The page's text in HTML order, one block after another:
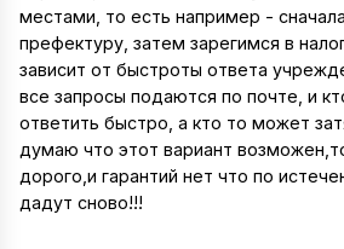
местами, то есть например -
префектуру, затем зарегимся в
зависит от быстроты ответа
все запросы подаются по почте, и
ответить быстро, а кто то может
думаю что этот вариант
дорого,и гарантий нет что по
дадут сново!!!